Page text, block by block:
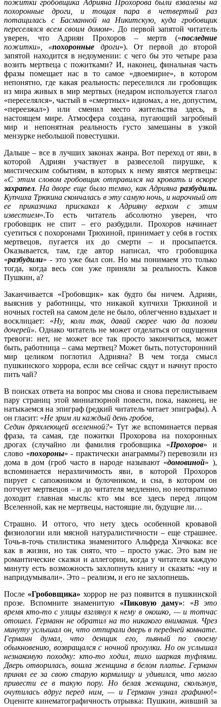
пожитки гробовщика Адрияна Прохорова были взвалены на
похоронные дроги, и тощая пара в четвертый раз
потащилась с Басманной на Никитскую, куда гробовщик
переселялся всем своим домом». До первой запятой читатель
уверен, что Адриян Прохоров – мертв («последние
пожитки», «похоронные дроги»). От первой до второй
запятой находится в недоумении: с чего бы это четыре раза
возить мертвеца с пожитками? И, наконец, финальная часть
фразы помещает нас в то самое «двоемирие», в котором
непонятно, где какая реальность: переселился ли гробовщик
из мира живых в мир мертвых (недаром используется глагол
«переселялся», частый в «смертных» идиомах, а не, допустим,
«переезжал») или сменил место жительства здесь, в
настоящем мире. Атмосфера создана, пугающий загробный
мир и непонятная реальность густо замешаны в узкой
мензурке небольшой повестушки.
Дальше – все в лучших законах жанра. Вот переход от яви, в
которой Адриян участвует в развеселой пирушке, к
мистическим событиям, в которых к нему явятся мертвецы:
«С этим словом гробовщик отправился на кровать и вскоре
захрапел. На дворе еще было темно, как Адрияна разбудили.
Купчиха Трюхина скончалась в эту самую ночь, и нарочный от
ее приказчика прискакал к Адрияну верхом с этим
известием».То есть читатель абсолютно уверен, что
гробовщик не спит – его разбудили. Прохоров начинает
суетиться с похоронами Трюхиной, принимает у себя в гостях
мертвецов, пугается их до смерти – и просыпается.
Оказывается, там, где автор написал, что гробовщика
«разбудили» - это уже был сон. Но мы понимаем это только
тогда, когда весь сон уже приняли за реальность. Каков
Пушкин, а?
Заканчивается «Гробовщик» как будто бы ничем. Адриян,
выяснив у работницы, что никакой купчихи Трюхиной и
ночных гостей на самом деле не было, облегченно вздыхает и
восклицает: «Ну, коли так, давай скорее чаю да позови
дочерей». Однако читатель не может отделаться от ощущения
тревоги: нет, не может все так просто закончиться, может
быть, работница – сама мертвец? Может быть, потусторонний
мир целиком поглотил Адрияна? В чем тогда смысл
пушкинского хоррора, если все сейчас сядут и начнут просто
пить чай?
В поисках ответа на вопрос мы снова и снова перелистываем
пару страниц этой миниатюрной повести, пока, наконец, не
натыкаемся на эпиграф (редкий читатель читает эпиграфы). А
он гласит: «Не зрим ли каждый день гробов,
Седин дряхлеющей вселенной?» Тут же вспоминается первая
фраза, та самая, где пожитки Прохорова на похоронных
дрогах (случайно ли фамилия гробовщика «Прохоров» и
слово «похороны» - практически анаграммы?) перевозили из
дома в дом (гроб часто в народе называют «домовиной» ),
вспоминается неразличимость яви, в которой Прохоров
пирует с сапожником и булочником, и сна, в котором он
потчует мертвецов – и до читателя медленно, но неотвратимо
доходит главная мысль: кто мы все здесь перед лицом
Вселенной, как не мертвецы, настоящие ли, будущие ли…
Страшно. И оттого, что нету здесь особенной кровавой
физиологии или мясной натуралистичности – еще страшнее.
Точь-в-точь стилистика знаменитого Альфреда Хичкока: все
как в жизни, но так снято, что – просто ужас. Это вам не
романтические сказки и аллегории, когда у читателя каждую
минуту есть возможность захлопнуть книгу и сказать: «ну и
напридумывали». Это – реализм, и его не захлопнешь.
После «Гробовщика» хоррор не раз появится в пушкинской
прозе. Вспомните знаменитую «Пиковую даму»: «В это
время кто-то с улицы взглянул к нему в окошко, — и тотчас
отошел. Германн не обратил на то никакого внимания. Чрез
минуту услышал он, что отпирали дверь в передней комнате.
Германн думал, что денщик его, пьяный по своему
обыкновению, возвращался с ночной прогулки. Но он услышал
незнакомую походку: кто-то ходил, тихо шаркая туфлями.
Дверь отворилась, вошла женщина в белом платье. Германн
принял ее за свою старую кормилицу и удивился, что могло
привести ее в такую пору. Но белая женщина, скользнув,
очутилась вдруг перед ним, — и Германн узнал графиню!»
Оцените кинематографичность отрывка: Пушкин, живший за